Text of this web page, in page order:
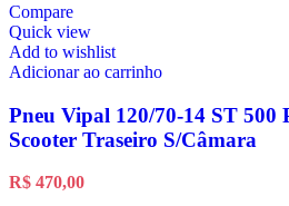
Compare
Quick view
Add to wishlist
Adicionar ao carrinho
Pneu Vipal 120/70-14 ST 500
Scooter Traseiro S/Câmara
R$ 470,00